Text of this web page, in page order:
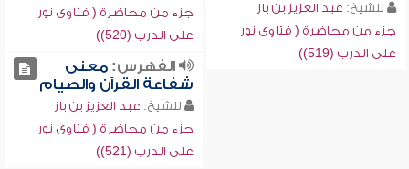
للشيخ: عبد العزيز بن باز
جزء من محاضرة ( فتاوى نور
على الدرب (519))
جزء من محاضرة ( فتاوى نور
على الدرب (520))
الفهرس:معنى
شفاعة القرآن والصيام
للشيخ: عبد العزيز بن باز
جزء من محاضرة ( فتاوى نور
على الدرب (521))